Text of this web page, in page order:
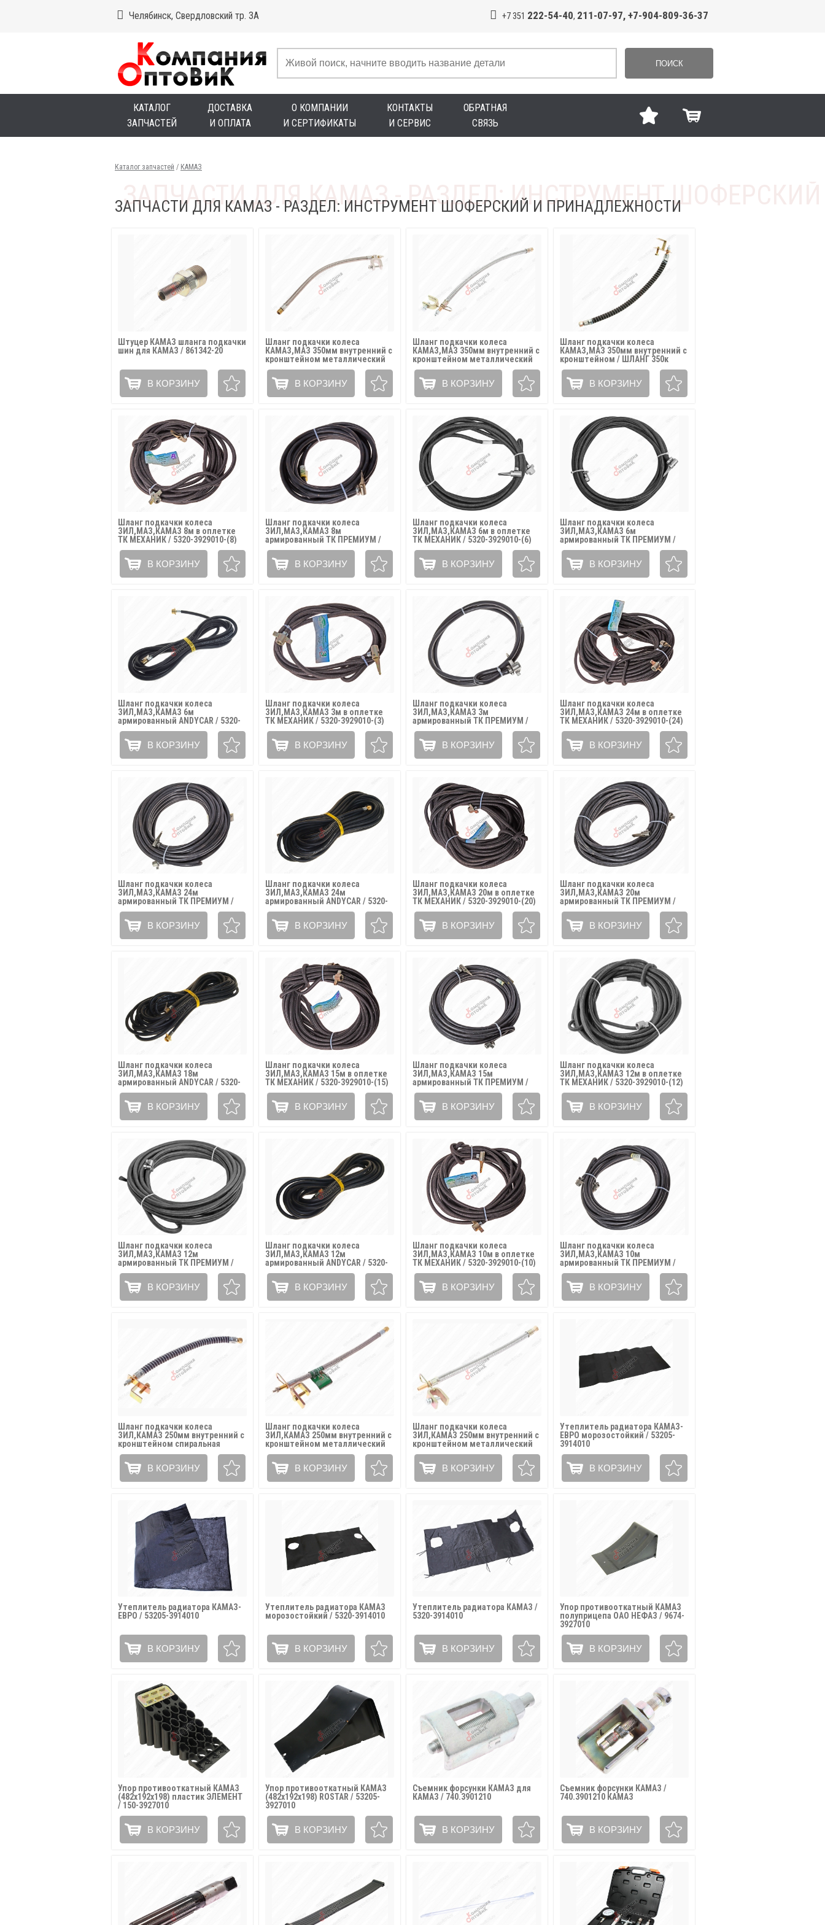
Челябинск, Свердловский тр. 3А +7 351 222-54-40, 211-07-97, +7-904-809-36-37
ПОИСК
КАТАЛОГ
ЗАПЧАСТЕЙ
ДОСТАВКА
И ОПЛАТА
О КОМПАНИИ
И СЕРТИФИКАТЫ
КОНТАКТЫ
И СЕРВИС
ОБРАТНАЯ
СВЯЗЬ
Каталог запчастей / КАМАЗ
ЗАПЧАСТИ ДЛЯ КАМАЗ - РАЗДЕЛ: ИНСТРУМЕНТ ШОФЕРСКИЙ И ПРИНАДЛЕЖНОСТИ
Штуцер КАМАЗ шланга подкачки
шин для КАМАЗ / 861342-20
В КОРЗИНУ
Шланг подкачки колеса
КАМАЗ,МАЗ 350мм внутренний с
кронштейном металлический
рукав АВТОТОРГ / ШЛАНГ 350к/
АТ-335
В КОРЗИНУ
Шланг подкачки колеса
КАМАЗ,МАЗ 350мм внутренний с
кронштейном металлический
рукав / ШЛАНГ 350к
В КОРЗИНУ
Шланг подкачки колеса
КАМАЗ,МАЗ 350мм внутренний с
кронштейном / ШЛАНГ 350к
В КОРЗИНУ
Шланг подкачки колеса
ЗИЛ,МАЗ,КАМАЗ 8м в оплетке
ТК МЕХАНИК / 5320-3929010-(8)
В КОРЗИНУ
Шланг подкачки колеса
ЗИЛ,МАЗ,КАМАЗ 8м
армированный ТК ПРЕМИУМ /
5320-3929010-(8)
В КОРЗИНУ
Шланг подкачки колеса
ЗИЛ,МАЗ,КАМАЗ 6м в оплетке
ТК МЕХАНИК / 5320-3929010-(6)
В КОРЗИНУ
Шланг подкачки колеса
ЗИЛ,МАЗ,КАМАЗ 6м
армированный ТК ПРЕМИУМ /
5320-3929010-(6)
В КОРЗИНУ
Шланг подкачки колеса
ЗИЛ,МАЗ,КАМАЗ 6м
армированный ANDYCAR / 5320-
3929010-(6)
В КОРЗИНУ
Шланг подкачки колеса
ЗИЛ,МАЗ,КАМАЗ 3м в оплетке
ТК МЕХАНИК / 5320-3929010-(3)
В КОРЗИНУ
Шланг подкачки колеса
ЗИЛ,МАЗ,КАМАЗ 3м
армированный ТК ПРЕМИУМ /
5320-3929010-(3)
В КОРЗИНУ
Шланг подкачки колеса
ЗИЛ,МАЗ,КАМАЗ 24м в оплетке
ТК МЕХАНИК / 5320-3929010-(24)
В КОРЗИНУ
Шланг подкачки колеса
ЗИЛ,МАЗ,КАМАЗ 24м
армированный ТК ПРЕМИУМ /
5320-3929010-(24)
В КОРЗИНУ
Шланг подкачки колеса
ЗИЛ,МАЗ,КАМАЗ 24м
армированный ANDYCAR / 5320-
3929010-(24)
В КОРЗИНУ
Шланг подкачки колеса
ЗИЛ,МАЗ,КАМАЗ 20м в оплетке
ТК МЕХАНИК / 5320-3929010-(20)
В КОРЗИНУ
Шланг подкачки колеса
ЗИЛ,МАЗ,КАМАЗ 20м
армированный ТК ПРЕМИУМ /
5320-3929010-(20)
В КОРЗИНУ
Шланг подкачки колеса
ЗИЛ,МАЗ,КАМАЗ 18м
армированный ANDYCAR / 5320-
3929010-(18)
В КОРЗИНУ
Шланг подкачки колеса
ЗИЛ,МАЗ,КАМАЗ 15м в оплетке
ТК МЕХАНИК / 5320-3929010-(15)
В КОРЗИНУ
Шланг подкачки колеса
ЗИЛ,МАЗ,КАМАЗ 15м
армированный ТК ПРЕМИУМ /
5320-3929010-(15)
В КОРЗИНУ
Шланг подкачки колеса
ЗИЛ,МАЗ,КАМАЗ 12м в оплетке
ТК МЕХАНИК / 5320-3929010-(12)
В КОРЗИНУ
Шланг подкачки колеса
ЗИЛ,МАЗ,КАМАЗ 12м
армированный ТК ПРЕМИУМ /
5320-3929010-(12)
В КОРЗИНУ
Шланг подкачки колеса
ЗИЛ,МАЗ,КАМАЗ 12м
армированный ANDYCAR / 5320-
3929010-(12)
В КОРЗИНУ
Шланг подкачки колеса
ЗИЛ,МАЗ,КАМАЗ 10м в оплетке
ТК МЕХАНИК / 5320-3929010-(10)
В КОРЗИНУ
Шланг подкачки колеса
ЗИЛ,МАЗ,КАМАЗ 10м
армированный ТК ПРЕМИУМ /
5320-3929010-(10)
В КОРЗИНУ
Шланг подкачки колеса
ЗИЛ,КАМАЗ 250мм внутренний с
кронштейном спиральная
оплетка / ШЛАНГ 250к
В КОРЗИНУ
Шланг подкачки колеса
ЗИЛ,КАМАЗ 250мм внутренний с
кронштейном металлический
рукав АВТОТОРГ / ШЛАНГ 250к
В КОРЗИНУ
Шланг подкачки колеса
ЗИЛ,КАМАЗ 250мм внутренний с
кронштейном металлический
рукав / АТ-325
В КОРЗИНУ
Утеплитель радиатора КАМАЗ-
ЕВРО морозостойкий / 53205-
3914010
В КОРЗИНУ
Утеплитель радиатора КАМАЗ-
ЕВРО / 53205-3914010
В КОРЗИНУ
Утеплитель радиатора КАМАЗ
морозостойкий / 5320-3914010
В КОРЗИНУ
Утеплитель радиатора КАМАЗ /
5320-3914010
В КОРЗИНУ
Упор противооткатный КАМАЗ
полуприцепа ОАО НЕФАЗ / 9674-
3927010
В КОРЗИНУ
Упор противооткатный КАМАЗ
(482х192х198) пластик ЭЛЕМЕНТ
/ 150-3927010
В КОРЗИНУ
Упор противооткатный КАМАЗ
(482х192х198) ROSTAR / 53205-
3927010
В КОРЗИНУ
Съемник форсунки КАМАЗ для
КАМАЗ / 740.3901210
В КОРЗИНУ
Съемник форсунки КАМАЗ /
740.3901210 КАМАЗ
В КОРЗИНУ